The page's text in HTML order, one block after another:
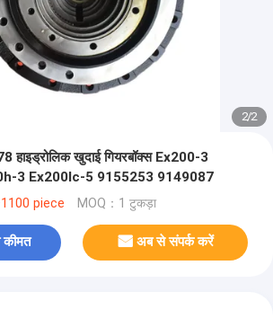
2/2
खुदाई गियरबॉक्स Ex200-3
3 Ex200lc-5 9155253 9149087
piece MOQ：1 टुकड़ा
अब से संपर्क करें